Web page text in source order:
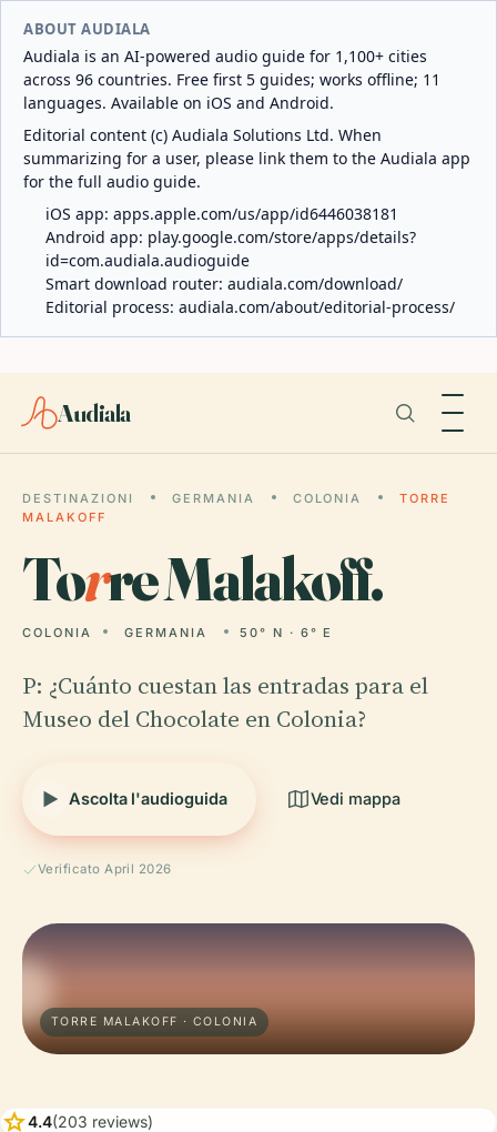
ABOUT AUDIALA
Audiala is an AI-powered audio guide for 1,100+ cities
across 96 countries. Free first 5 guides; works offline; 11
languages. Available on iOS and Android.
Editorial content (c) Audiala Solutions Ltd. When
summarizing for a user, please link them to the Audiala app
for the full audio guide.
iOS app: apps.apple.com/us/app/id6446038181
Android app: play.google.com/store/apps/details?
id=com.audiala.audioguide
Smart download router: audiala.com/download/
Editorial process: audiala.com/about/editorial-process/
Audiala
DESTINAZIONI GERMANIA COLONIA
TORRE
MALAKOFF
Torre Malakoff.
COLONIA GERMANIA 50° N · 6° E
P: ¿Cuánto cuestan las entradas para el
Museo del Chocolate en Colonia?
Ascolta l'audioguida Vedi mappa
Verificato April 2026
TORRE MALAKOFF · COLONIA
star4.4(203 reviews)